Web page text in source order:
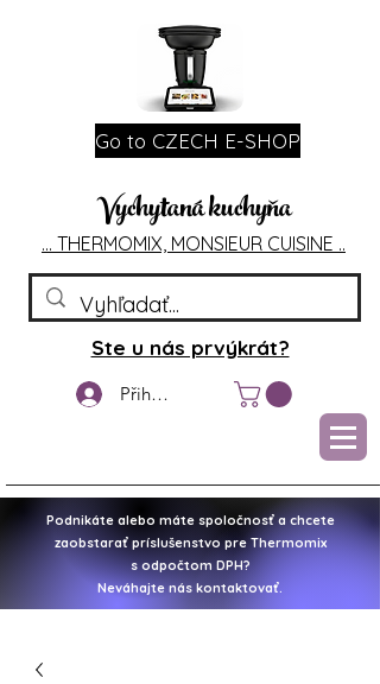
Vychytaná kuchyňa
... THERMOMIX, MONSIEUR CUISINE ..
Přihlášení
Go to CZECH E-SHOP
Ste u nás prvýkrát?
Podnikáte alebo máte spoločnosť a chcete
zaobstarať príslušenstvo pre Thermomix
s odpočtom DPH?
Neváhajte nás kontaktovať.